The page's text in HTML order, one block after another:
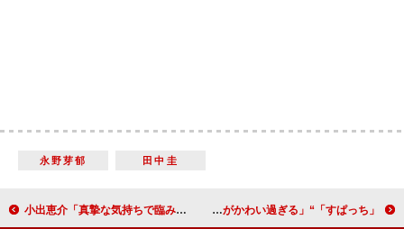
永野芽郁 田中圭
小出恵介「真摯な気持ちで臨みたい」 ６年ぶりの舞台で決意表明 「すぱっち」“空”町田啓太と“優”赤楚衛二のＷ告白に反響 「“衛”争奪バトルがかわい過ぎる」